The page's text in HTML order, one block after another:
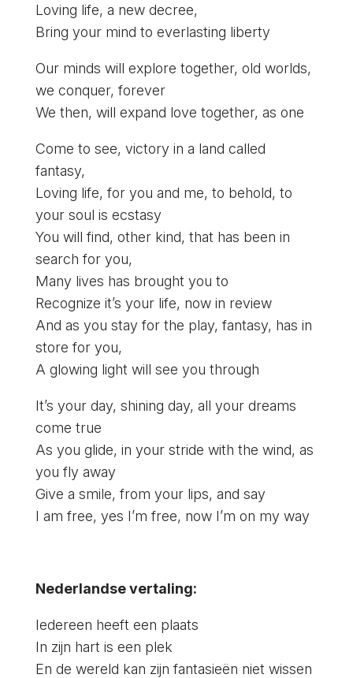
Loving life, a new decree,
Bring your mind to everlasting liberty
Our minds will explore together, old worlds,
we conquer, forever
We then, will expand love together, as one
Come to see, victory in a land called
fantasy,
Loving life, for you and me, to behold, to
your soul is ecstasy
You will find, other kind, that has been in
search for you,
Many lives has brought you to
Recognize it’s your life, now in review
And as you stay for the play, fantasy, has in
store for you,
A glowing light will see you through
It’s your day, shining day, all your dreams
come true
As you glide, in your stride with the wind, as
you fly away
Give a smile, from your lips, and say
I am free, yes I’m free, now I’m on my way
Nederlandse vertaling:
Iedereen heeft een plaats
In zijn hart is een plek
En de wereld kan zijn fantasieën niet wissen